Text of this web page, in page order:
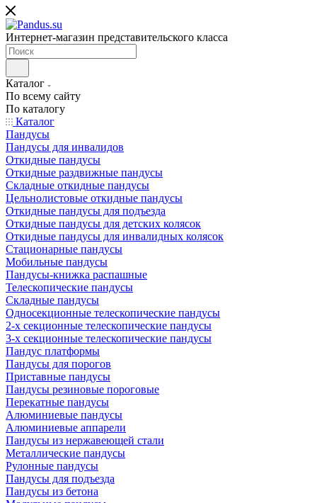
Интернет-магазин представительского класса
Каталог
По всему сайту
По каталогу
Каталог
Пандусы
Пандусы для инвалидов
Откидные пандусы
Откидные раздвижные пандусы
Складные откидные пандусы
Цельнолистовые откидные пандусы
Откидные пандусы для подъезда
Откидные пандусы для детских колясок
Откидные пандусы для инвалидных колясок
Стационарные пандусы
Мобильные пандусы
Пандусы-книжка распашные
Телескопические пандусы
Складные пандусы
Односекционные телескопические пандусы
2-х секционные телескопические пандусы
3-х секционные телескопические пандусы
Пандус платформы
Пандусы для порогов
Приставные пандусы
Пандусы резиновые пороговые
Перекатные пандусы
Алюминиевые пандусы
Алюминиевые аппарели
Пандусы из нержавеющей стали
Металлические пандусы
Рулонные пандусы
Пандусы для подъезда
Пандусы из бетона